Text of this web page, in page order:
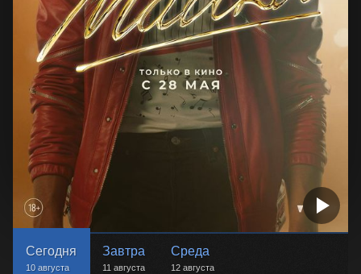
Сегодня
10 августа
Завтра
11 августа
Среда
12 августа